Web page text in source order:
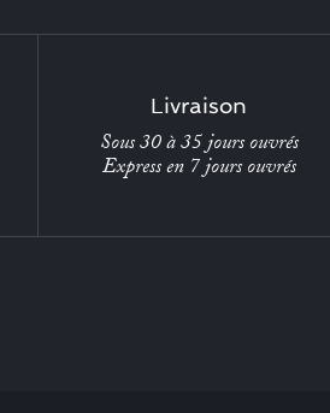
Livraison
Sous 30 à 35 jours ouvrés
Express en 7 jours ouvrés